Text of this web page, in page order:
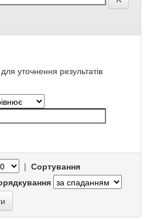
уточнення результатів
| Сортування